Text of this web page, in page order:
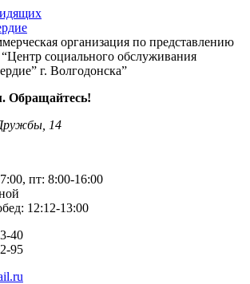
организация по представлению
социального обслуживания
г. Волгодонска”
14
, пт: 8:00-16:00
12:12-13:00
40
95